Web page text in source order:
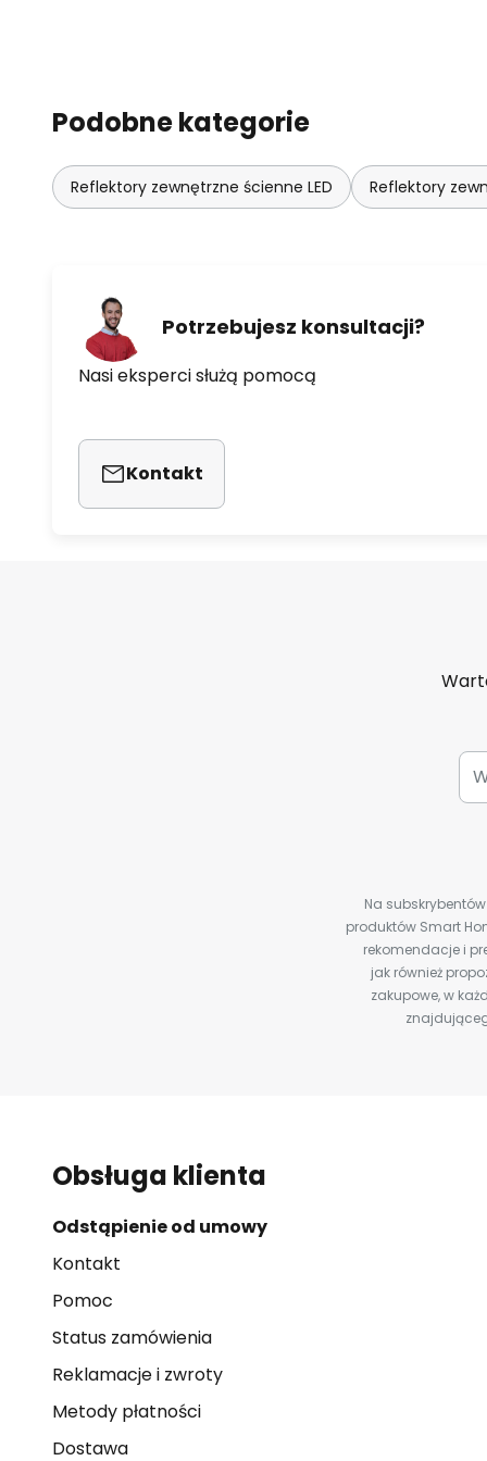
Podobne kategorie
Reflektory zewnętrzne ścienne LED Reflektory
Potrzebujesz konsultacji?
Nasi eksperci służą pomocą
Kontakt
Na
produktów Smart
rekomendacje i
jak również
zakupowe, w
Obsługa klienta
Odstąpienie od umowy
Kontakt
Pomoc
Status zamówienia
Reklamacje i zwroty
Metody płatności
Dostawa